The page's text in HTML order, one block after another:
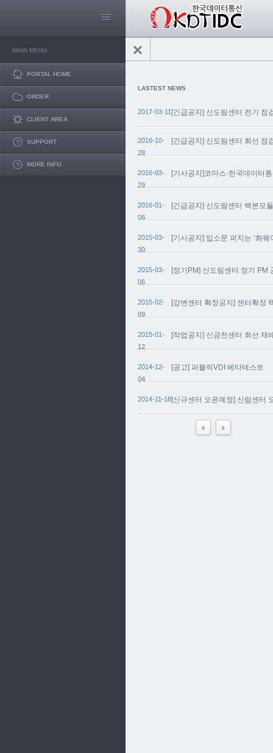
MAIN MENU
PORTAL HOME
ORDER
CLIENT AREA
SUPPORT
MORE INFO
LASTEST NEWS
2017-03-11 [긴급공지] 신도림센터 전기 점
2016-10-
28
[긴급공지] 신도림센터 회선 점
2016-03-
29
[기사공지]코마스·한국데이터
2016-01-
06
[긴급공지] 신도림센터 백본모
2015-03-
30
[기사공지] 입소문 퍼지는 ‘화
2015-03-
06
[정기PM] 신도림센터 정기
2015-02-
09
[강변센터 확장공지] 센터확장
2015-01-
12
[작업공지] 신금천센터 회선 재
2014-12-
04
[공고] 퍼블릭VDI 베타테스트
2014-11-18[신규센터 오픈예정] 신림센터